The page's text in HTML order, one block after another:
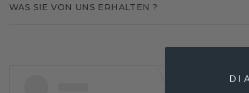
WAS SIE VON UNS ERHALTEN ?